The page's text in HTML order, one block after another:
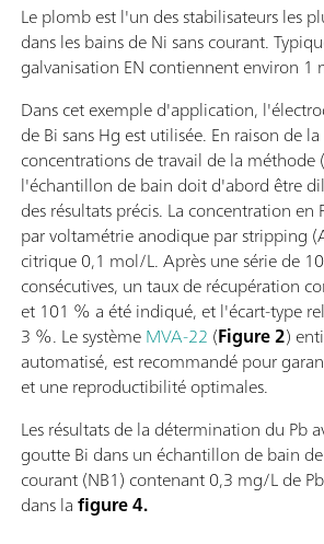
Le plomb est l'un des stabilisateurs les
dans les bains de Ni sans courant.
galvanisation EN contiennent environ 1
Dans cet exemple d'application,
de Bi sans Hg est utilisée. En raison de
concentrations de travail de la
l'échantillon de bain doit d'abord être
des résultats précis. La concentration en
par voltamétrie anodique par stripping
citrique 0,1 mol/L. Après une série de
consécutives, un taux de récupération
et 101 % a été indiqué, et l'écart-type
3 %. Le systèmeMVA-22 (Figure 2)
automatisé, est recommandé pour
et une reproductibilité optimales.
Les résultats de la détermination du Pb
goutte Bi dans un échantillon de bain
courant (NB1) contenant 0,3 mg/L de
dans lafigure 4.